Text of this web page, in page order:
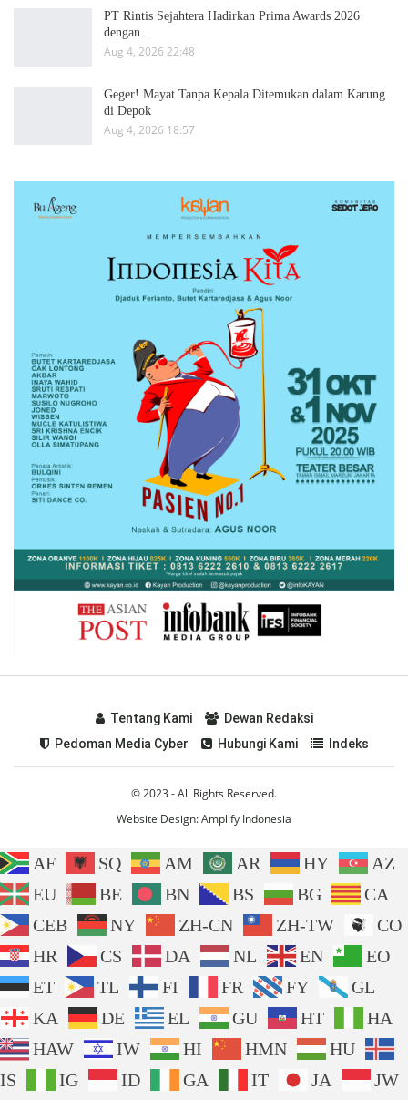
PT Rintis Sejahtera Hadirkan Prima Awards 2026
dengan…
Aug 4, 2026 22:48
Geger! Mayat Tanpa Kepala Ditemukan dalam Karung
di Depok
Aug 4, 2026 18:57
Tentang Kami
Dewan Redaksi
Pedoman Media Cyber
Hubungi Kami Indeks
© 2023 - All Rights Reserved.
Website Design:Amplify Indonesia
AF SQ AM AR HY
AZ
EU
BE BN BS BG
CA
CEB
NY ZH-CN ZH-TW
CO
HR
CS DA NL EN
EO
ET
TL FI FR FY
GL
KA
DE EL GU HT
HA
HAW
IW HI HMN
HU
IS
IG ID GA IT JA JW